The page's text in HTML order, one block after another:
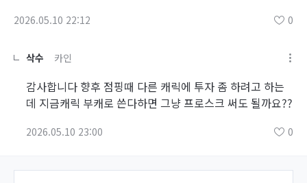
2026.05.10 22:12 0
삭수 카인
감사합니다 향후 점핑때 다른 캐릭에 투자 좀 하려고 하는
데 지금캐릭 부캐로 쓴다하면 그냥 프로스크 써도 될까요??
2026.05.10 23:00 0